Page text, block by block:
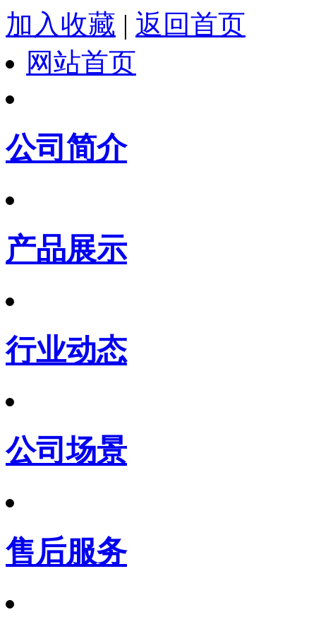
加入收藏 | 返回首页
网站首页
公司简介
产品展示
行业动态
公司场景
售后服务